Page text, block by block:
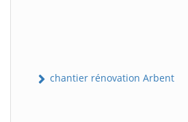
chantier rénovation Arbent